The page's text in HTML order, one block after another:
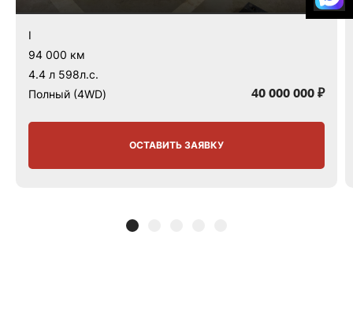
I
94 000 км
4.4 л 598л.с.
Полный (4WD)
40 000 000 ₽
ОСТАВИТЬ ЗАЯВКУ